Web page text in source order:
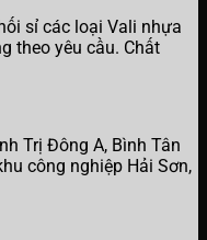
sỉ các loại Vali nhựa
theo yêu cầu. Chất
Trị Đông A, Bình Tân
công nghiệp Hải Sơn,